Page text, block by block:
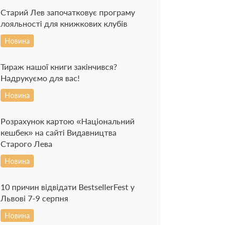
Старий Лев започатковує програму
лояльності для книжкових клубів
Новина
Тираж нашої книги закінчився?
Надрукуємо для вас!
Новина
Розрахунок картою «Національний
кешбек» на сайті Видавництва
Старого Лева
Новина
10 причин відвідати BestsellerFest у
Львові 7-9 серпня
Новина